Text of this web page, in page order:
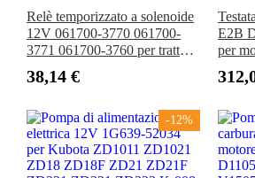
Relè temporizzato a solenoide
12V 061700-3770 061700-
3771 061700-3760 per trattore
BX1870 BX2360 L3010DT
M6800S M9000
38,14 €
E2B
per
-12%